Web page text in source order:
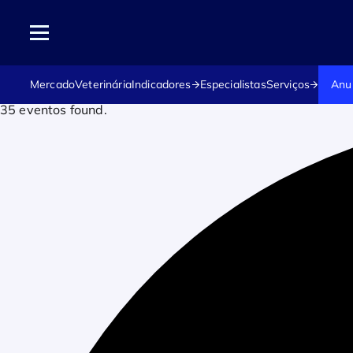
MercadoVeterináriaIndicadores EspecialistasServiços
35 eventos found.